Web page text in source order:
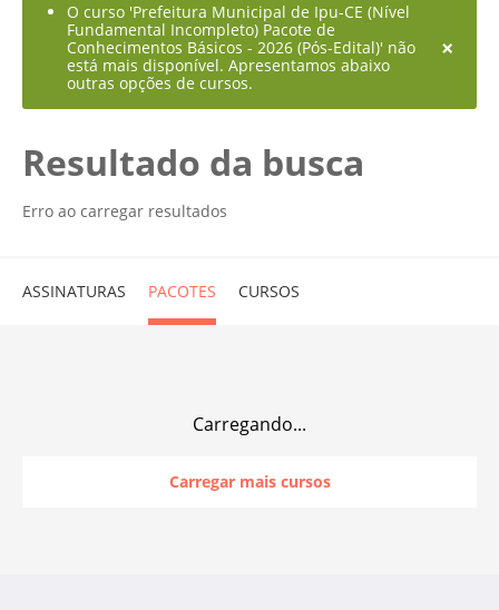
O curso 'Prefeitura Municipal de Ipu-CE (Nível
Fundamental Incompleto) Pacote de
Conhecimentos Básicos - 2026 (Pós-Edital)' não
está mais disponível. Apresentamos abaixo
outras opções de cursos.
×
Resultado da busca
Erro ao carregar resultados
ASSINATURAS PACOTES CURSOS
Carregando...
Carregar mais cursos